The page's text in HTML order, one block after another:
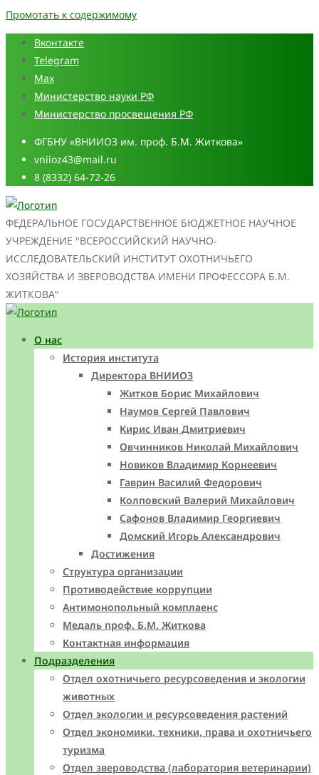
Промотать к содержимому
Вконтакте
Telegram
Max
Министерство науки РФ
Министерство просвещения РФ
ФГБНУ «ВНИИОЗ им. проф. Б.М. Житкова»
vniioz43@mail.ru
8 (8332) 64-72-26
ФЕДЕРАЛЬНОЕ ГОСУДАРСТВЕННОЕ БЮДЖЕТНОЕ НАУЧНОЕ
УЧРЕЖДЕНИЕ "ВСЕРОССИЙСКИЙ НАУЧНО-
ИССЛЕДОВАТЕЛЬСКИЙ ИНСТИТУТ ОХОТНИЧЬЕГО
ХОЗЯЙСТВА И ЗВЕРОВОДСТВА ИМЕНИ ПРОФЕССОРА Б.М.
ЖИТКОВА"
О нас
История института
Директора ВНИИОЗ
Житков Борис Михайлович
Наумов Сергей Павлович
Кирис Иван Дмитриевич
Овчинников Николай Михайлович
Новиков Владимир Корнеевич
Гаврин Василий Федорович
Колповский Валерий Михайлович
Сафонов Владимир Георгиевич
Домский Игорь Александрович
Достижения
Структура организации
Противодействие коррупции
Антимонопольный комплаенс
Медаль проф. Б.М. Житкова
Контактная информация
Подразделения
Отдел охотничьего ресурсоведения и экологии
животных
Отдел экологии и ресурсоведения растений
Отдел экономики, техники, права и охотничьего
туризма
Отдел звероводства (лаборатория ветеринарии)